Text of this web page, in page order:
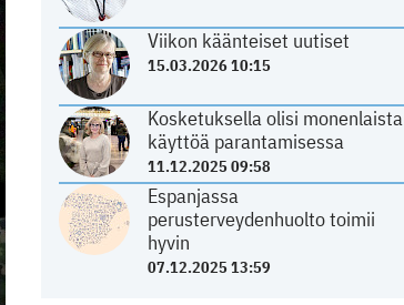
Viikon käänteiset uutiset
15.03.2026 10:15
Kosketuksella olisi monenlaista
käyttöä parantamisessa
11.12.2025 09:58
Espanjassa
perusterveydenhuolto toimii
hyvin
07.12.2025 13:59